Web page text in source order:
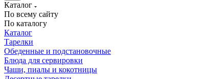
Каталог
По всему сайту
По каталогу
Каталог
Тарелки
Обеденные и подстановочные
Блюда для сервировки
Чаши, пиалы и кокотницы